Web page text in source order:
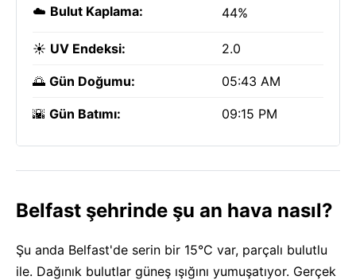
☁️ Bulut Kaplama: 44%
☀️ UV Endeksi: 2.0
🌅 Gün Doğumu: 05:43 AM
🌇 Gün Batımı: 09:15 PM
Belfast şehrinde şu an hava nasıl?
Şu anda Belfast'de serin bir 15°C var, parçalı bulutlu
ile. Dağınık bulutlar güneş ışığını yumuşatıyor. Gerçek